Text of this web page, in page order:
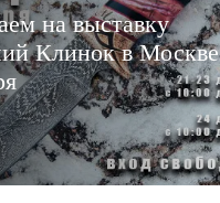
на выставку
Клинок в